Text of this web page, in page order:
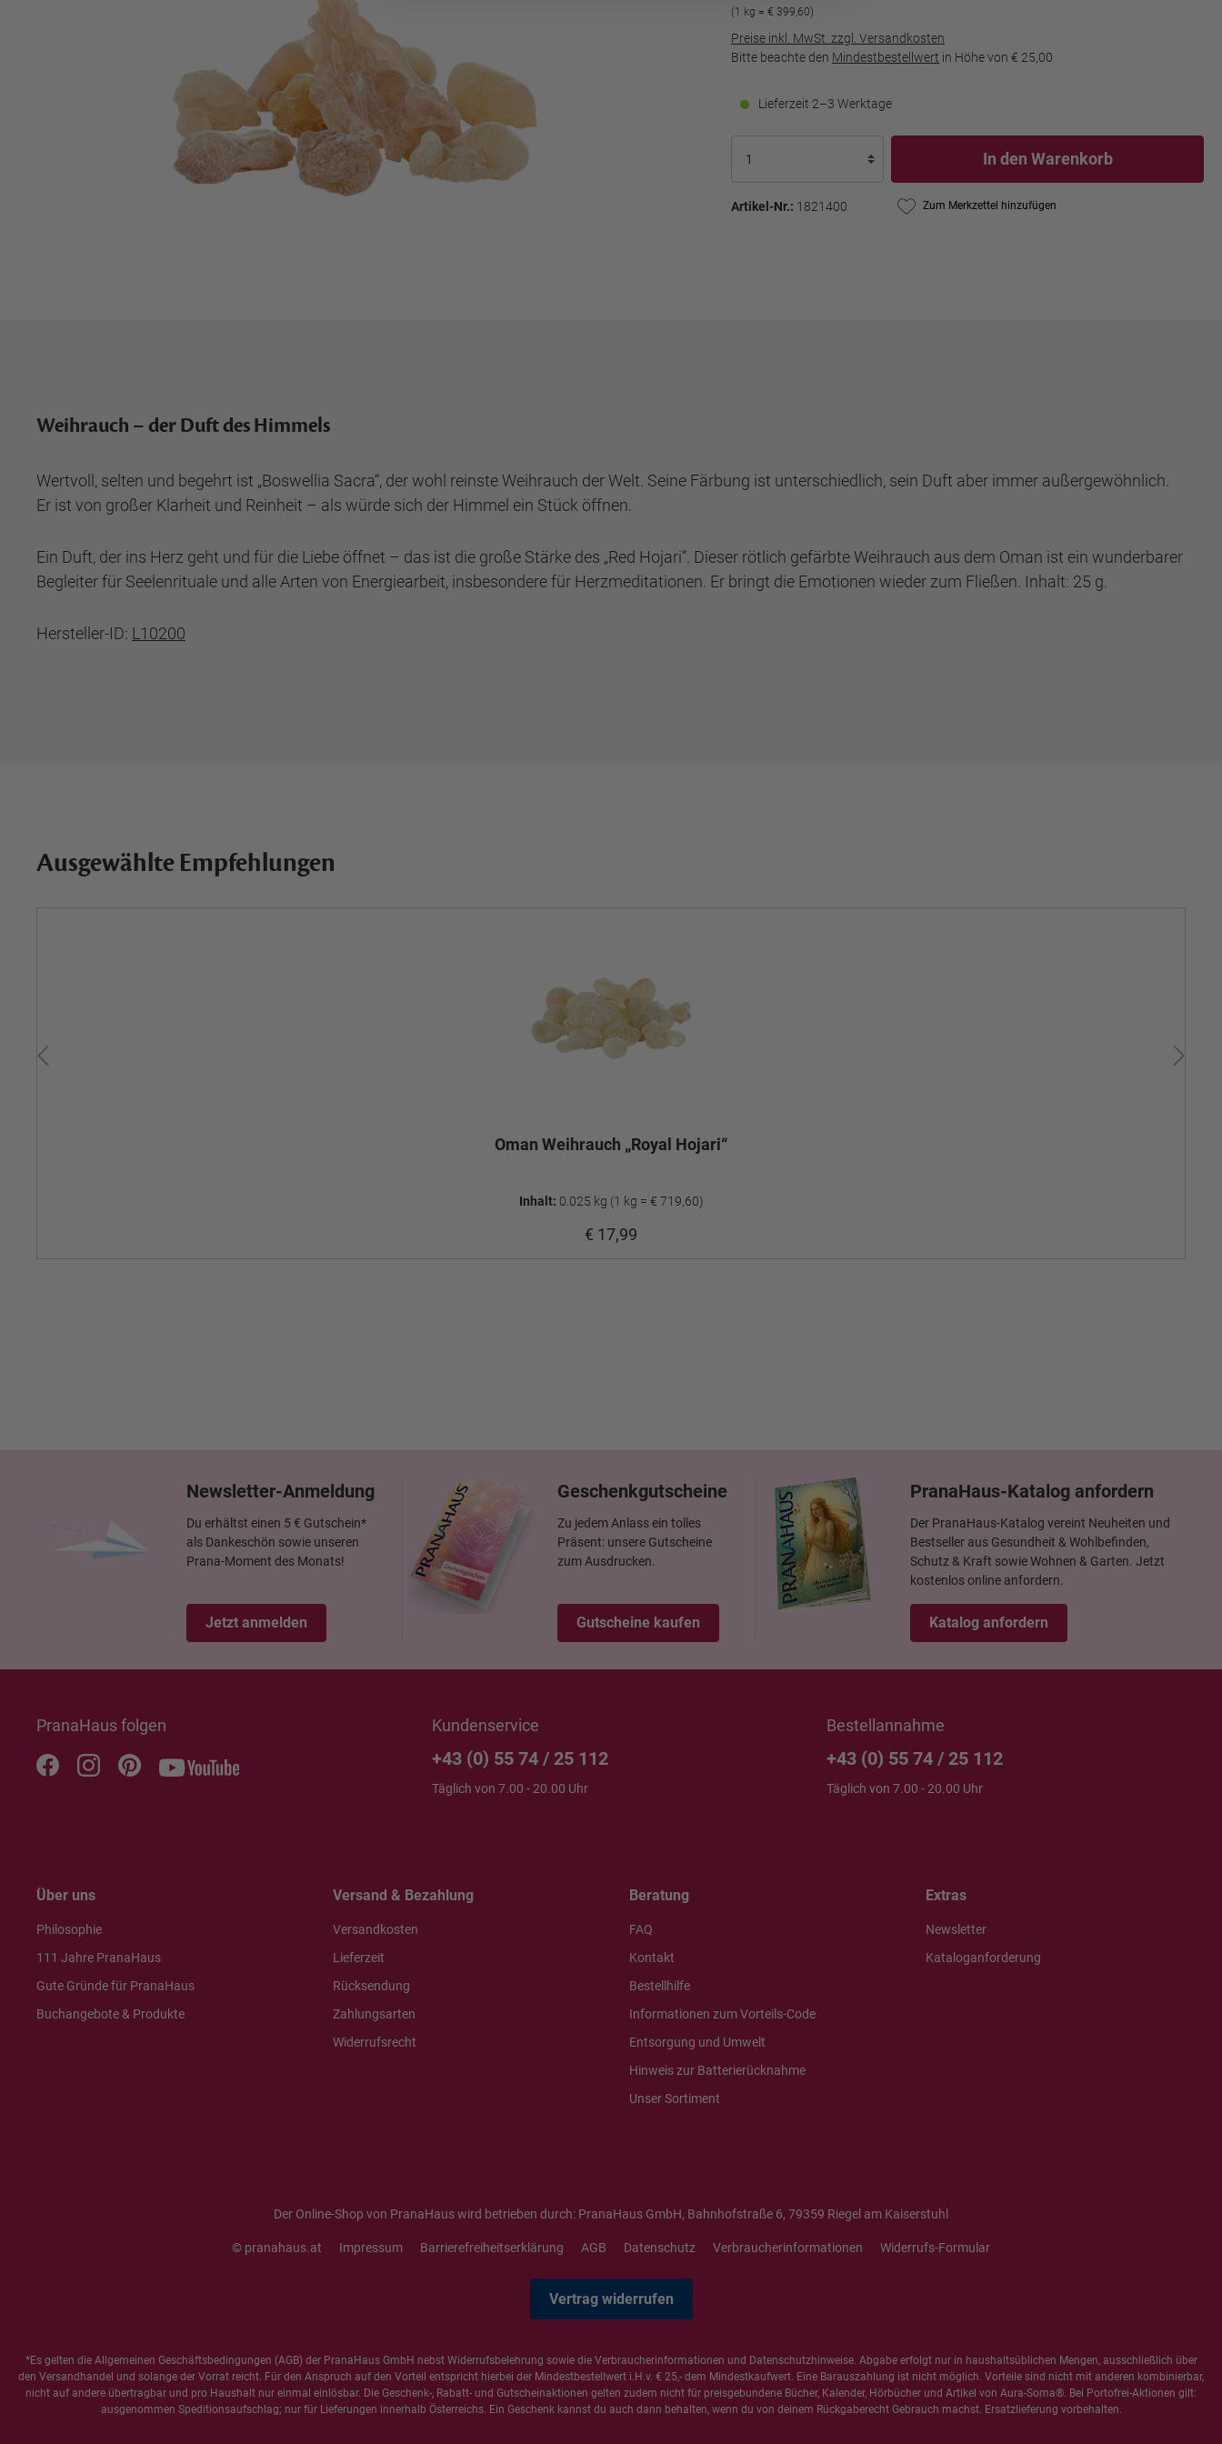
(1 kg = € 399,60)
Preise inkl. MwSt. zzgl. Versandkosten
Bitte beachte den Mindestbestellwert in Höhe von € 25,00
Lieferzeit 2–3 Werktage
In den Warenkorb
Artikel-Nr.: 1821400 Zum Merkzettel hinzufügen
Weihrauch – der Duft des Himmels
Wertvoll, selten und begehrt ist „Boswellia Sacra“, der wohl reinste Weihrauch der Welt. Seine Färbung ist unterschiedlich, sein Duft aber immer außergewöhnlich.
Er ist von großer Klarheit und Reinheit – als würde sich der Himmel ein Stück öffnen.
Ein Duft, der ins Herz geht und für die Liebe öffnet – das ist die große Stärke des „Red Hojari“. Dieser rötlich gefärbte Weihrauch aus dem Oman ist ein wunderbarer
Begleiter für Seelenrituale und alle Arten von Energiearbeit, insbesondere für Herzmeditationen. Er bringt die Emotionen wieder zum Fließen. Inhalt: 25 g.
Hersteller-ID: L10200
Ausgewählte Empfehlungen
Oman Weihrauch „Royal Hojari“
Inhalt: 0.025 kg (1 kg = € 719,60)
€ 17,99
Newsletter-Anmeldung
Du erhältst einen 5 € Gutschein*
als Dankeschön sowie unseren
Prana-Moment des Monats!
Jetzt anmelden
Geschenkgutscheine
Zu jedem Anlass ein tolles
Präsent: unsere Gutscheine
zum Ausdrucken.
Gutscheine kaufen
PranaHaus-Katalog anfordern
Der PranaHaus-Katalog vereint Neuheiten und
Bestseller aus Gesundheit & Wohlbefinden,
Schutz & Kraft sowie Wohnen & Garten. Jetzt
kostenlos online anfordern.
Katalog anfordern
PranaHaus folgen Kundenservice
+43 (0) 55 74 / 25 112
Täglich von 7.00 - 20.00 Uhr
Bestellannahme
+43 (0) 55 74 / 25 112
Täglich von 7.00 - 20.00 Uhr
Über uns
Philosophie
111 Jahre PranaHaus
Gute Gründe für PranaHaus
Buchangebote & Produkte
Versand & Bezahlung
Versandkosten
Lieferzeit
Rücksendung
Zahlungsarten
Widerrufsrecht
Beratung
FAQ
Kontakt
Bestellhilfe
Informationen zum Vorteils-Code
Entsorgung und Umwelt
Hinweis zur Batterierücknahme
Unser Sortiment
Extras
Newsletter
Kataloganforderung
Der Online-Shop von PranaHaus wird betrieben durch: PranaHaus GmbH, Bahnhofstraße 6, 79359 Riegel am Kaiserstuhl
© pranahaus.at Impressum Barrierefreiheitserklärung AGB Datenschutz Verbraucherinformationen Widerrufs-Formular
Vertrag widerrufen
*Es gelten die Allgemeinen Geschäftsbedingungen (AGB) der PranaHaus GmbH nebst Widerrufsbelehrung sowie die Verbraucherinformationen und Datenschutzhinweise. Abgabe erfolgt nur in haushaltsüblichen Mengen, ausschließlich über
den Versandhandel und solange der Vorrat reicht. Für den Anspruch auf den Vorteil entspricht hierbei der Mindestbestellwert i.H.v. € 25,- dem Mindestkaufwert. Eine Barauszahlung ist nicht möglich. Vorteile sind nicht mit anderen kombinierbar,
nicht auf andere übertragbar und pro Haushalt nur einmal einlösbar. Die Geschenk-, Rabatt- und Gutscheinaktionen gelten zudem nicht für preisgebundene Bücher, Kalender, Hörbücher und Artikel von Aura-Soma®. Bei Portofrei-Aktionen gilt:
ausgenommen Speditionsaufschlag; nur für Lieferungen innerhalb Österreichs. Ein Geschenk kannst du auch dann behalten, wenn du von deinem Rückgaberecht Gebrauch machst. Ersatzlieferung vorbehalten.